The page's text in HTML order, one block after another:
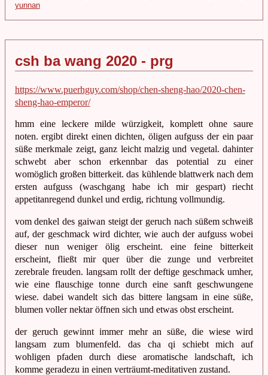
yunnan
csh ba wang 2020 - prg
https://www.puerhguy.com/shop/chen-sheng-hao/2020-chen-
sheng-hao-emperor/
hmm eine leckere milde würzigkeit, komplett ohne saure
noten. ergibt direkt einen dichten, öligen aufguss der ein paar
süße merkmale zeigt, ganz leicht malzig und vegetal. dahinter
schwebt aber schon erkennbar das potential zu einer
womöglich großen bitterkeit. das kühlende blattwerk nach dem
ersten aufguss (waschgang habe ich mir gespart) riecht
appetitanregend dunkel und erdig, richtung vollmundig.
vom denkel des gaiwan steigt der geruch nach süßem schweiß
auf, der geschmack wird dichter, wie auch der aufguss wobei
dieser nun weniger ölig erscheint. eine feine bitterkeit
erscheint, fließt mir quer über die zunge und verbreitet
zerebrale freuden. langsam rollt der deftige geschmack umher,
wie eine flauschige tonne durch eine sanft geschwungene
wiese. dabei wandelt sich das bittere langsam in eine süße,
blumen voller nektar öffnen sich und etwas obst erscheint.
der geruch gewinnt immer mehr an süße, die wiese wird
langsam zum blumenfeld. das cha qi schiebt mich auf
wohligen pfaden durch diese aromatische landschaft, ich
komme geradezu in einen verträumt-meditativen zustand.